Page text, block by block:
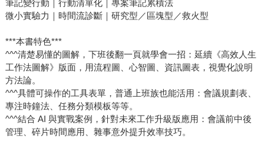
筆記變行動｜行動清單化｜專案筆記累積法
微小實驗力｜時間流診斷｜研究型／區塊型／救火型
***本書特色***
^^^清楚易懂的圖解，下班後翻一頁就學會一招：延續《高效人生
工作法圖解》版面，用流程圖、心智圖、資訊圖表，視覺化說明
方法論。
^^^具體可操作的工具表單，普通上班族也能活用：會議規劃表、
專注時鐘法、任務分類模板等等。
^^^結合 AI 與實戰案例，針對未來工作升級版應用：會議前中後
管理、碎片時間應用、雜事意外提升效率技巧。